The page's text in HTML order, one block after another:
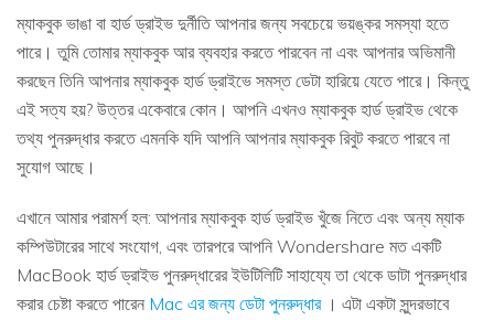
ম্যাকবুক ভাঙা বা হার্ড ড্রাইভ দুর্নীতি আপনার জন্য সবচেয়ে ভয়ঙ্কর সমস্যা হতে
পারে। তুমি তোমার ম্যাকবুক আর ব্যবহার করতে পারবেন না এবং আপনার অভিমানী
করছেন তিনি আপনার ম্যাকবুক হার্ড ড্রাইভে সমস্ত ডেটা হারিয়ে যেতে পারে। কিন্তু
এই সত্য হয়? উত্তর একেবারে কোন। আপনি এখনও ম্যাকবুক হার্ড ড্রাইভ থেকে
তথ্য পুনরুদ্ধার করতে এমনকি যদি আপনি আপনার ম্যাকবুক রিবুট করতে পারবে না
সুযোগ আছে।
এখানে আমার পরামর্শ হল: আপনার ম্যাকবুক হার্ড ড্রাইভ খুঁজে নিতে এবং অন্য ম্যাক
কম্পিউটারের সাথে সংযোগ, এবং তারপরে আপনি Wondershare মত একটি
MacBook হার্ড ড্রাইভ পুনরুদ্ধারের ইউটিলিটি সাহায্যে তা থেকে ডাটা পুনরুদ্ধার
করার চেষ্টা করতে পারেন Mac এর জন্য ডেটা পুনরুদ্ধার। এটা একটা সুন্দরভাবে